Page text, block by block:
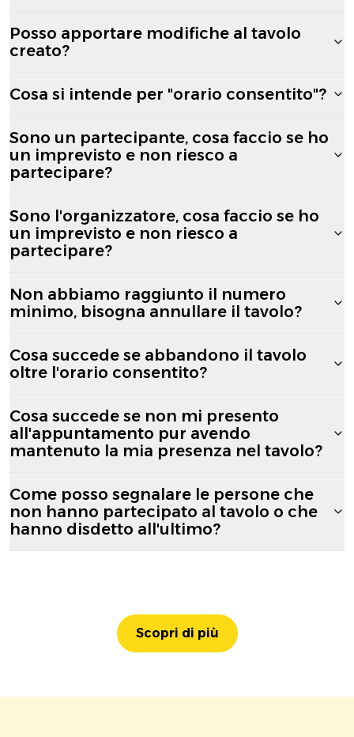
Posso apportare modifiche al tavolo
creato?
Cosa si intende per "orario consentito"?
Sono un partecipante, cosa faccio se ho
un imprevisto e non riesco a
partecipare?
Sono l'organizzatore, cosa faccio se ho
un imprevisto e non riesco a
partecipare?
Non abbiamo raggiunto il numero
minimo, bisogna annullare il tavolo?
Cosa succede se abbandono il tavolo
oltre l'orario consentito?
Cosa succede se non mi presento
all'appuntamento pur avendo
mantenuto la mia presenza nel tavolo?
Come posso segnalare le persone che
non hanno partecipato al tavolo o che
hanno disdetto all'ultimo?
Scopri di più